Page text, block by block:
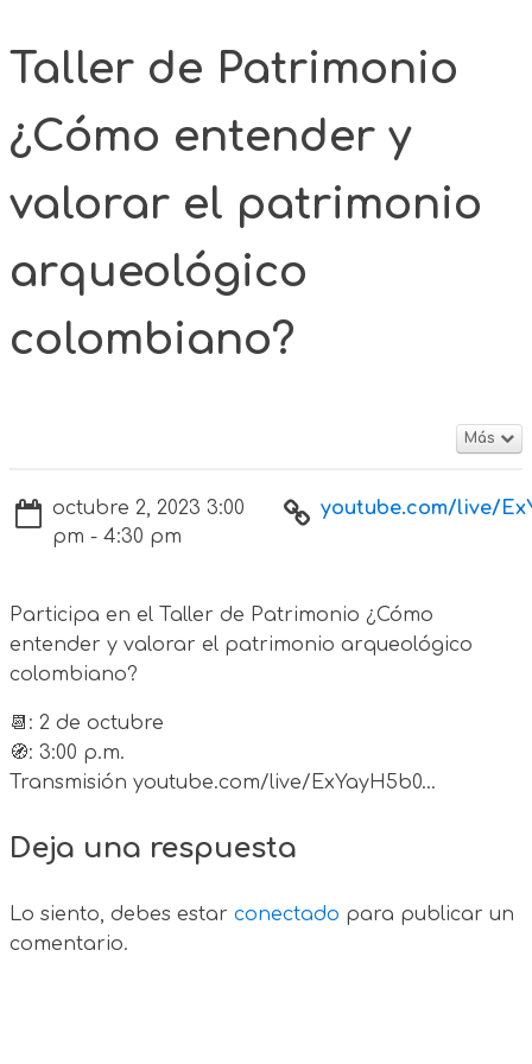
Taller de Patrimonio
¿Cómo entender y
valorar el patrimonio
arqueológico
colombiano?
Más
octubre 2, 2023 3:00
pm - 4:30 pm
youtube.com/live/
Participa en el Taller de Patrimonio ¿Cómo
entender y valorar el patrimonio arqueológico
colombiano?
📆: 2 de octubre
🧭: 3:00 p.m.
Transmisión youtube.com/live/ExYayH5b0…
Deja una respuesta
Lo siento, debes estar conectado para publicar un
comentario.